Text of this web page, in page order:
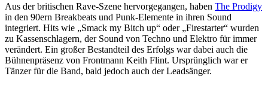
Aus der britischen Rave-Szene hervorgegangen, haben The Prodigy
in den 90ern Breakbeats und Punk-Elemente in ihren Sound
integriert. Hits wie „Smack my Bitch up“ oder „Firestarter“ wurden
zu Kassenschlagern, der Sound von Techno und Elektro für immer
verändert. Ein großer Bestandteil des Erfolgs war dabei auch die
Bühnenpräsenz von Frontmann Keith Flint. Ursprünglich war er
Tänzer für die Band, bald jedoch auch der Leadsänger.